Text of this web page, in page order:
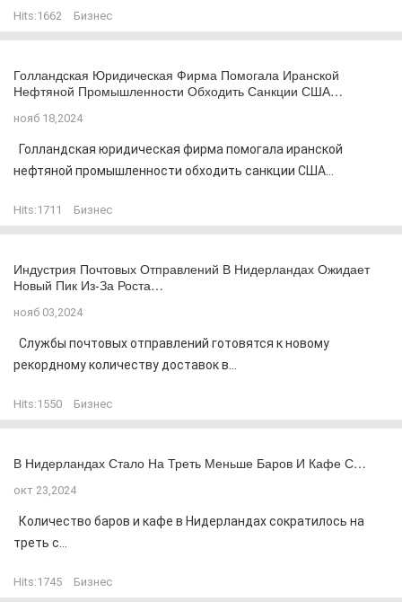
Hits:1662 Бизнес
Голландская Юридическая Фирма Помогала Иранской
Нефтяной Промышленности Обходить Санкции США…
нояб 18,2024
Голландская юридическая фирма помогала иранской
нефтяной промышленности обходить санкции США...
Hits:1711 Бизнес
Индустрия Почтовых Отправлений В Нидерландах Ожидает
Новый Пик Из-За Роста…
нояб 03,2024
Службы почтовых отправлений готовятся к новому
рекордному количеству доставок в...
Hits:1550 Бизнес
В Нидерландах Стало На Треть Меньше Баров И Кафе С…
окт 23,2024
Количество баров и кафе в Нидерландах сократилось на
треть с...
Hits:1745 Бизнес